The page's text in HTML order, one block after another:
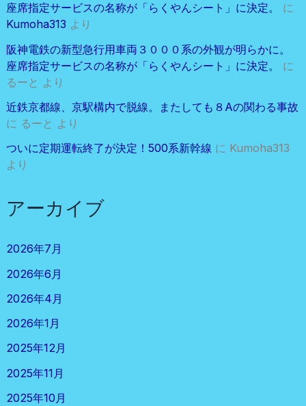
座席指定サービスの名称が「らくやんシート」に決定。
に
Kumoha313 より
阪神電鉄の新型急行用車両３０００系の外観が明らかに。
座席指定サービスの名称が「らくやんシート」に決定。
に
るーと より
近鉄京都線、京駅構内で脱線。またしても８Aの関わる事故
に るーと より
ついに定期運転終了が決定！500系新幹線 に Kumoha313
より
アーカイブ
2026年7月
2026年6月
2026年4月
2026年1月
2025年12月
2025年11月
2025年10月